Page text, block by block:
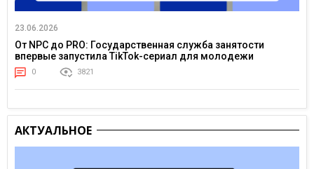
23.06.2026
От NPC до PRO: Государственная служба занятости
впервые запустила TikTok-сериал для молодежи
0 3821
АКТУАЛЬНОЕ